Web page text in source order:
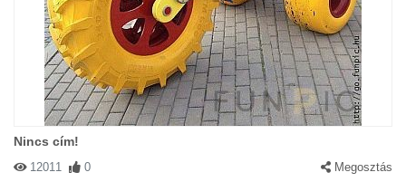
Nincs cím!
12011 0 Megosztás